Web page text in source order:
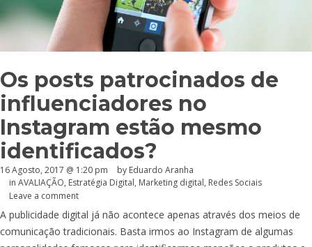
Os posts patrocinados de
influenciadores no
Instagram estão mesmo
identificados?
16 Agosto, 2017 @ 1:20 pm by Eduardo Aranha
in AVALIAÇÃO, Estratégia Digital, Marketing digital, Redes Sociais
Leave a comment
A publicidade digital já não acontece apenas através dos meios de
comunicação tradicionais. Basta irmos ao Instagram de algumas